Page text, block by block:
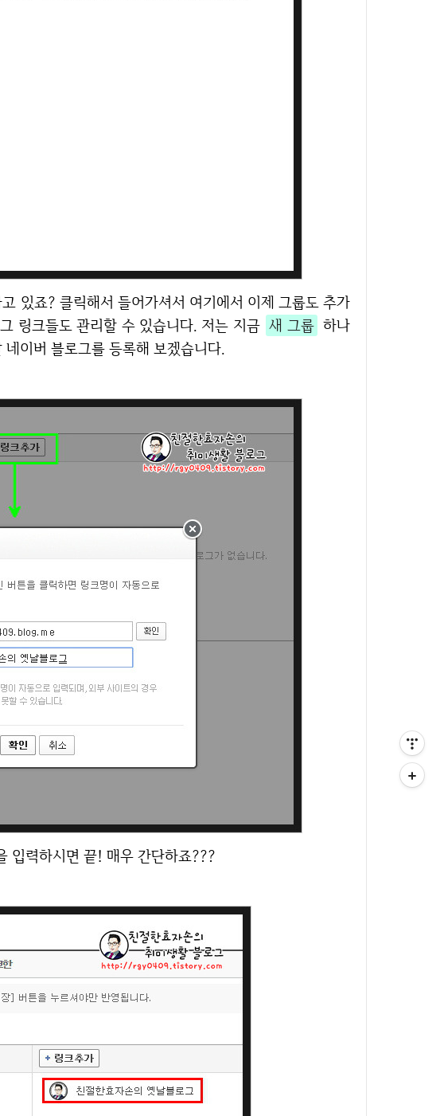
링크들도 관리할 수 있습니다. 저는 지금 새 그룹 하나
이버 블로그를 등록해 보겠습니다.
입력하시면 끝! 매우 간단하죠???